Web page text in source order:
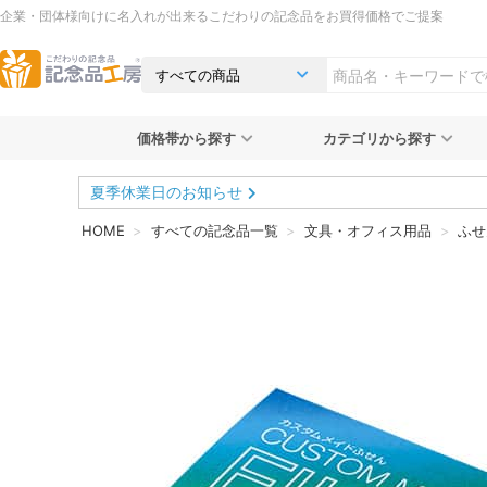
企業・団体様向けに名入れが出来るこだわりの記念品をお買得価格でご提案
価格帯から探す カテゴリから探す
夏季休業日のお知らせ
HOME すべての記念品一覧 文具・オフィス用品 ふ